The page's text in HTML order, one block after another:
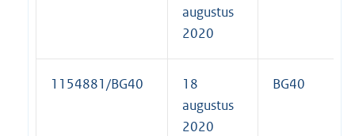
augustus
2020
1154881/BG40
18
augustus
2020
BG40